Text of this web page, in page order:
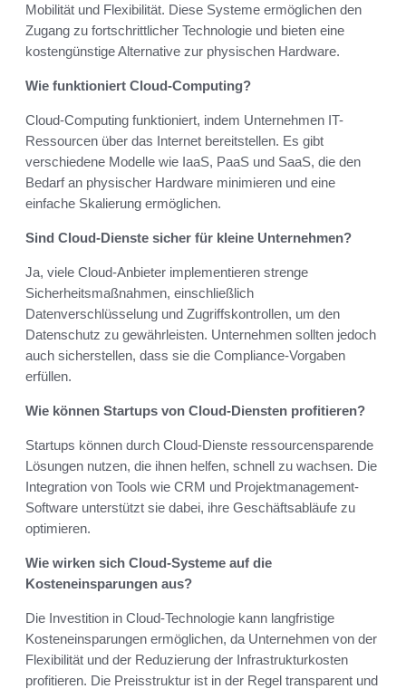
Mobilität und Flexibilität. Diese Systeme ermöglichen den
Zugang zu fortschrittlicher Technologie und bieten eine
kostengünstige Alternative zur physischen Hardware.
Wie funktioniert Cloud-Computing?
Cloud-Computing funktioniert, indem Unternehmen IT-
Ressourcen über das Internet bereitstellen. Es gibt
verschiedene Modelle wie IaaS, PaaS und SaaS, die den
Bedarf an physischer Hardware minimieren und eine
einfache Skalierung ermöglichen.
Sind Cloud-Dienste sicher für kleine Unternehmen?
Ja, viele Cloud-Anbieter implementieren strenge
Sicherheitsmaßnahmen, einschließlich
Datenverschlüsselung und Zugriffskontrollen, um den
Datenschutz zu gewährleisten. Unternehmen sollten jedoch
auch sicherstellen, dass sie die Compliance-Vorgaben
erfüllen.
Wie können Startups von Cloud-Diensten profitieren?
Startups können durch Cloud-Dienste ressourcensparende
Lösungen nutzen, die ihnen helfen, schnell zu wachsen. Die
Integration von Tools wie CRM und Projektmanagement-
Software unterstützt sie dabei, ihre Geschäftsabläufe zu
optimieren.
Wie wirken sich Cloud-Systeme auf die
Kosteneinsparungen aus?
Die Investition in Cloud-Technologie kann langfristige
Kosteneinsparungen ermöglichen, da Unternehmen von der
Flexibilität und der Reduzierung der Infrastrukturkosten
profitieren. Die Preisstruktur ist in der Regel transparent und